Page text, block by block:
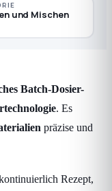
und Mischen
Batch-Dosier-
. Es
präzise und
Rezept,